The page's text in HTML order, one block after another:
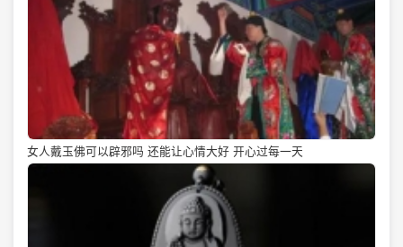
女人戴玉佛可以辟邪吗 还能让心情大好 开心过每一天